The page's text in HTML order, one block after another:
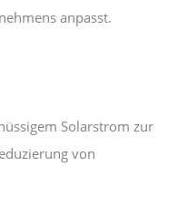
anpasst.
Solarstrom zur
von